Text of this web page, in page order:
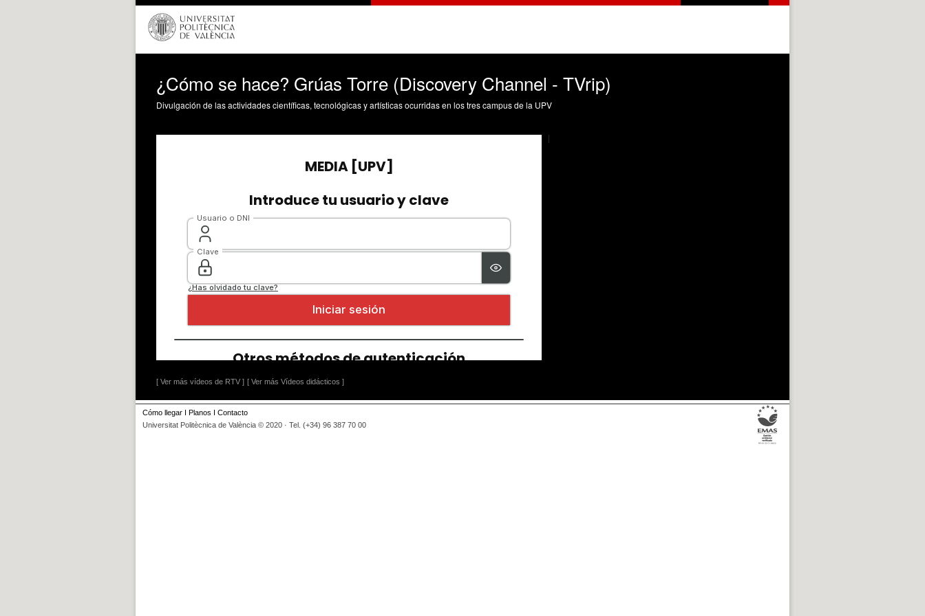
¿Cómo se hace? Grúas Torre (Discovery Channel - TVrip)
Divulgación de las actividades científicas, tecnológicas y artísticas ocurridas en los tres campus de la UPV
[ Ver más vídeos de RTV ] [ Ver más Vídeos didácticos ]
Cómo llegar I Planos I Contacto
Universitat Politècnica de València © 2020 · Tel. (+34) 96 387 70 00